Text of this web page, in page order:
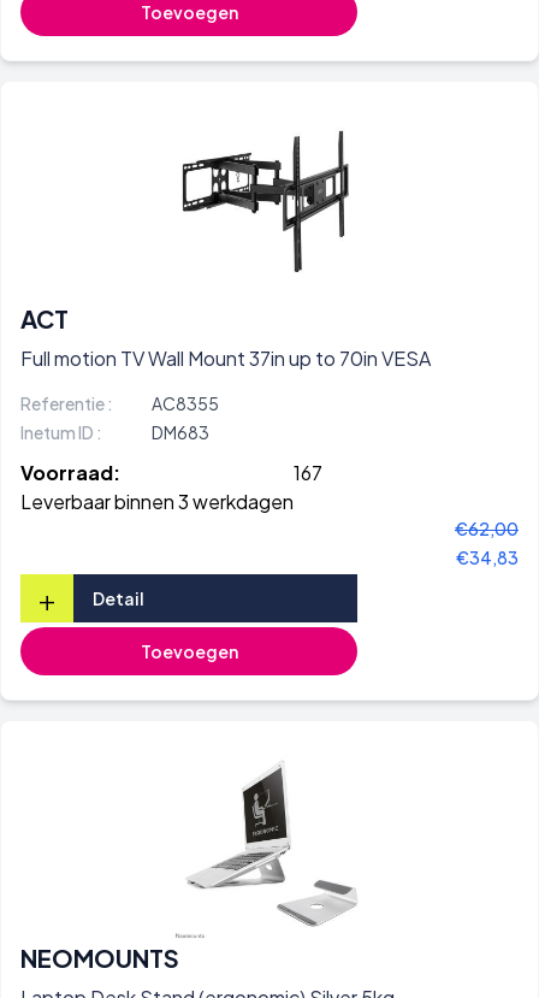
Toevoegen
ACT
Full motion TV Wall Mount 37in up to 70in VESA
Referentie :
AC8355
Inetum ID :
DM683
Voorraad:
167
Leverbaar binnen 3 werkdagen
€62,00
€34,83
+ Detail
Toevoegen
NEOMOUNTS